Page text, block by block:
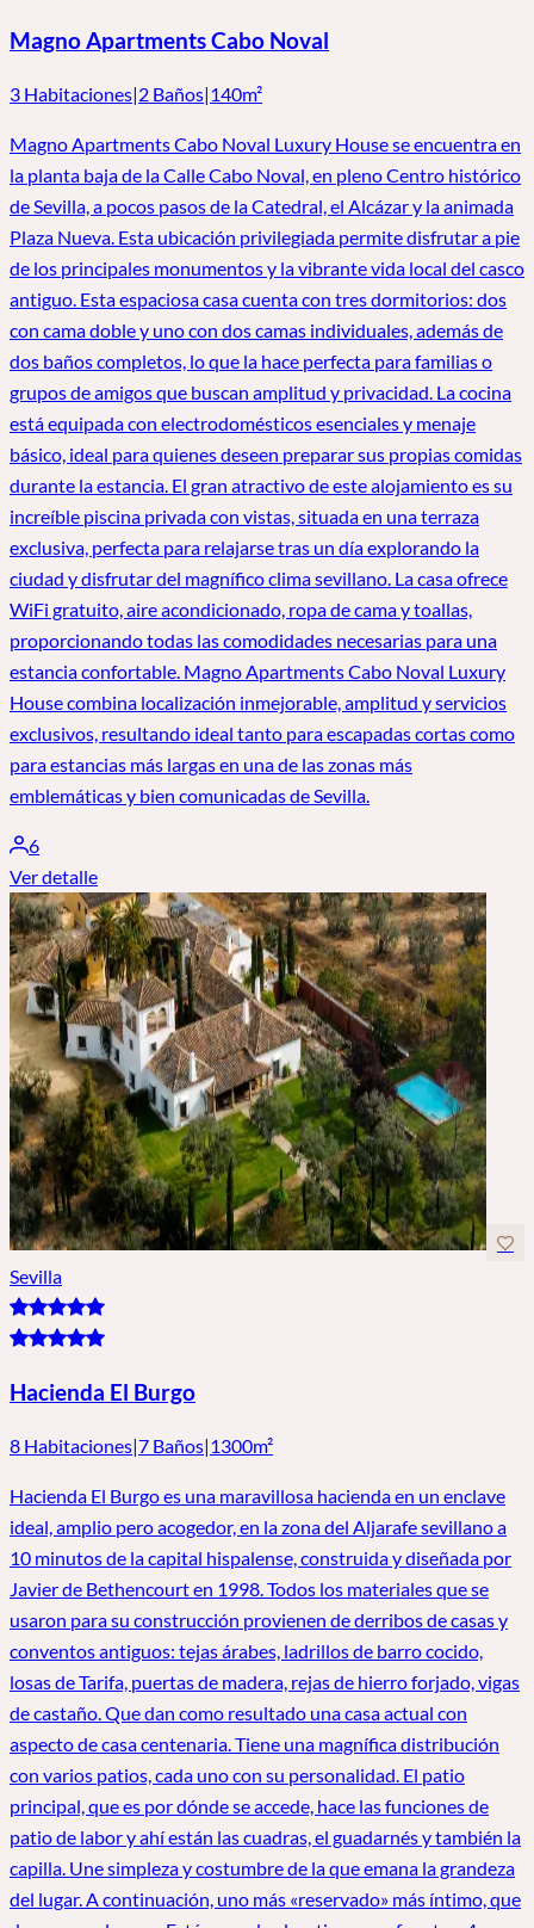
Magno Apartments Cabo Noval
3 Habitaciones|2 Baños|140m²
Magno Apartments Cabo Noval Luxury House se encuentra en
la planta baja de la Calle Cabo Noval, en pleno Centro histórico
de Sevilla, a pocos pasos de la Catedral, el Alcázar y la animada
Plaza Nueva. Esta ubicación privilegiada permite disfrutar a pie
de los principales monumentos y la vibrante vida local del casco
antiguo. Esta espaciosa casa cuenta con tres dormitorios: dos
con cama doble y uno con dos camas individuales, además de
dos baños completos, lo que la hace perfecta para familias o
grupos de amigos que buscan amplitud y privacidad. La cocina
está equipada con electrodomésticos esenciales y menaje
básico, ideal para quienes deseen preparar sus propias comidas
durante la estancia. El gran atractivo de este alojamiento es su
increíble piscina privada con vistas, situada en una terraza
exclusiva, perfecta para relajarse tras un día explorando la
ciudad y disfrutar del magnífico clima sevillano. La casa ofrece
WiFi gratuito, aire acondicionado, ropa de cama y toallas,
proporcionando todas las comodidades necesarias para una
estancia confortable. Magno Apartments Cabo Noval Luxury
House combina localización inmejorable, amplitud y servicios
exclusivos, resultando ideal tanto para escapadas cortas como
para estancias más largas en una de las zonas más
emblemáticas y bien comunicadas de Sevilla.
6
Ver detalle
Sevilla
Hacienda El Burgo
8 Habitaciones|7 Baños|1300m²
Hacienda El Burgo es una maravillosa hacienda en un enclave
ideal, amplio pero acogedor, en la zona del Aljarafe sevillano a
10 minutos de la capital hispalense, construida y diseñada por
Javier de Bethencourt en 1998. Todos los materiales que se
usaron para su construcción provienen de derribos de casas y
conventos antiguos: tejas árabes, ladrillos de barro cocido,
losas de Tarifa, puertas de madera, rejas de hierro forjado, vigas
de castaño. Que dan como resultado una casa actual con
aspecto de casa centenaria. Tiene una magnífica distribución
con varios patios, cada uno con su personalidad. El patio
principal, que es por dónde se accede, hace las funciones de
patio de labor y ahí están las cuadras, el guadarnés y también la
capilla. Une simpleza y costumbre de la que emana la grandeza
del lugar. A continuación, uno más «reservado» más íntimo, que